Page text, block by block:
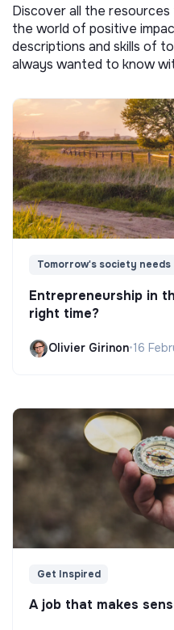
Discover all the resources
the world of positive
descriptions and skills of
always wanted to know
Tomorrow's society needs
Entrepreneurship in
right time?
Olivier Girinon•16
Get Inspired
A job that makes